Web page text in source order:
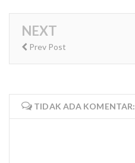
NEXT
Prev Post
TIDAK ADA KOMENTAR: